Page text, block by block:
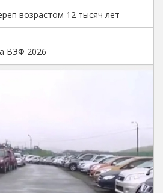
возрастом 12 тысяч лет
ВЭФ 2026